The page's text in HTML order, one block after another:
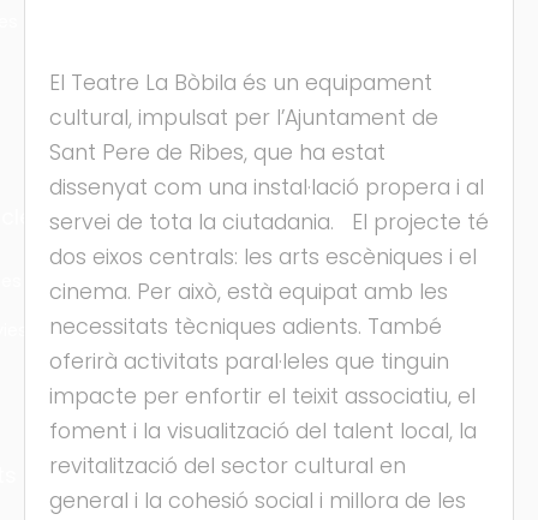
El Teatre La Bòbila és un equipament
cultural, impulsat per l’Ajuntament de
Sant Pere de Ribes, que ha estat
dissenyat com una instal·lació propera i al
servei de tota la ciutadania. El projecte té
dos eixos centrals: les arts escèniques i el
cinema. Per això, està equipat amb les
necessitats tècniques adients. També
oferirà activitats paral·leles que tinguin
impacte per enfortir el teixit associatiu, el
foment i la visualització del talent local, la
revitalització del sector cultural en
general i la cohesió social i millora de les